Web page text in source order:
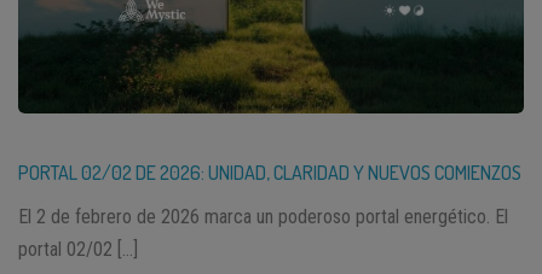
PORTAL 02/02 DE 2026: UNIDAD, CLARIDAD Y NUEVOS COMIENZOS
El 2 de febrero de 2026 marca un poderoso portal energético. El
portal 02/02 […]